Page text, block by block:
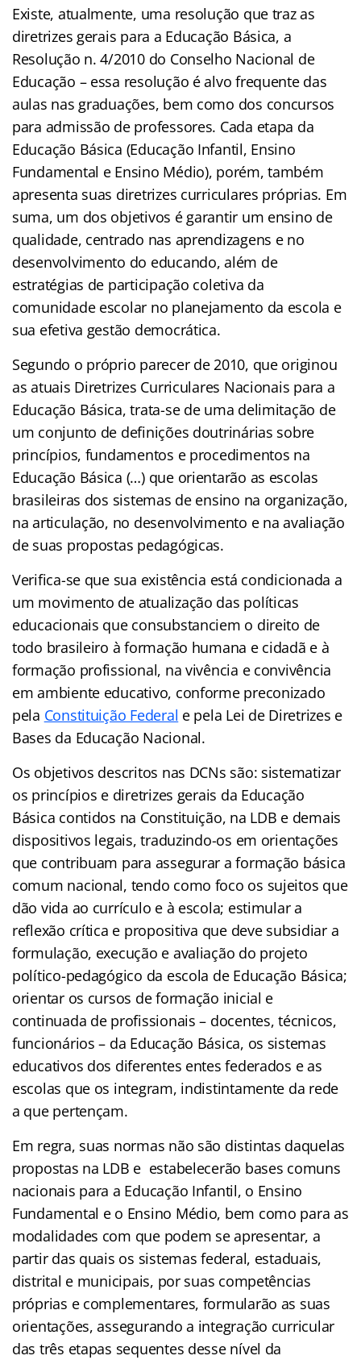
Existe, atualmente, uma resolução que traz as
diretrizes gerais para a Educação Básica, a
Resolução n. 4/2010 do Conselho Nacional de
Educação – essa resolução é alvo frequente das
aulas nas graduações, bem como dos concursos
para admissão de professores. Cada etapa da
Educação Básica (Educação Infantil, Ensino
Fundamental e Ensino Médio), porém, também
apresenta suas diretrizes curriculares próprias. Em
suma, um dos objetivos é garantir um ensino de
qualidade, centrado nas aprendizagens e no
desenvolvimento do educando, além de
estratégias de participação coletiva da
comunidade escolar no planejamento da escola e
sua efetiva gestão democrática.
Segundo o próprio parecer de 2010, que originou
as atuais Diretrizes Curriculares Nacionais para a
Educação Básica, trata-se de uma delimitação de
um conjunto de definições doutrinárias sobre
princípios, fundamentos e procedimentos na
Educação Básica (…) que orientarão as escolas
brasileiras dos sistemas de ensino na organização,
na articulação, no desenvolvimento e na avaliação
de suas propostas pedagógicas.
Verifica-se que sua existência está condicionada a
um movimento de atualização das políticas
educacionais que consubstanciem o direito de
todo brasileiro à formação humana e cidadã e à
formação profissional, na vivência e convivência
em ambiente educativo, conforme preconizado
pela Constituição Federal e pela Lei de Diretrizes e
Bases da Educação Nacional.
Os objetivos descritos nas DCNs são: sistematizar
os princípios e diretrizes gerais da Educação
Básica contidos na Constituição, na LDB e demais
dispositivos legais, traduzindo-os em orientações
que contribuam para assegurar a formação básica
comum nacional, tendo como foco os sujeitos que
dão vida ao currículo e à escola; estimular a
reflexão crítica e propositiva que deve subsidiar a
formulação, execução e avaliação do projeto
político-pedagógico da escola de Educação Básica;
orientar os cursos de formação inicial e
continuada de profissionais – docentes, técnicos,
funcionários – da Educação Básica, os sistemas
educativos dos diferentes entes federados e as
escolas que os integram, indistintamente da rede
a que pertençam.
Em regra, suas normas não são distintas daquelas
propostas na LDB e estabelecerão bases comuns
nacionais para a Educação Infantil, o Ensino
Fundamental e o Ensino Médio, bem como para as
modalidades com que podem se apresentar, a
partir das quais os sistemas federal, estaduais,
distrital e municipais, por suas competências
próprias e complementares, formularão as suas
orientações, assegurando a integração curricular
das três etapas sequentes desse nível da